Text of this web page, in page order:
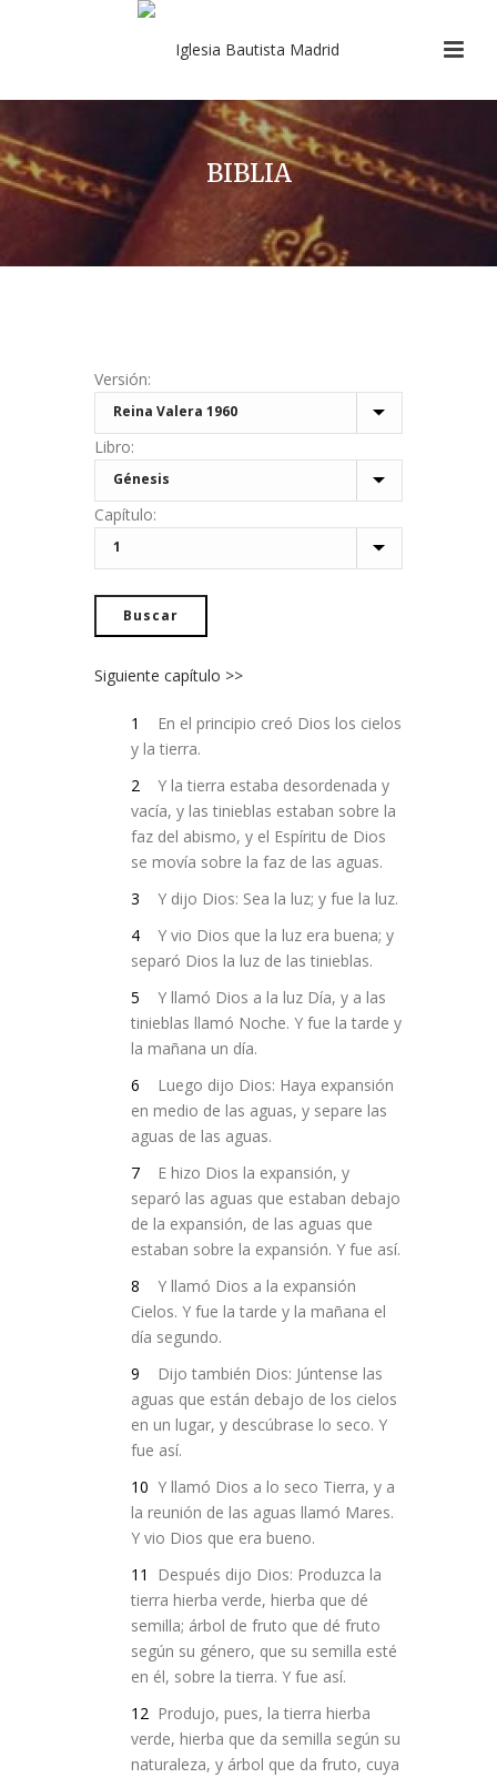
BIBLIA
Versión:
Libro:
Capítulo:
Siguiente capítulo >>
1
En el principio creó Dios los cielos
y la tierra.
2
Y la tierra estaba desordenada y
vacía, y las tinieblas estaban sobre la
faz del abismo, y el Espíritu de Dios
se movía sobre la faz de las aguas.
3
Y dijo Dios: Sea la luz; y fue la luz.
4
Y vio Dios que la luz era buena; y
separó Dios la luz de las tinieblas.
5
Y llamó Dios a la luz Día, y a las
tinieblas llamó Noche. Y fue la tarde y
la mañana un día.
6
Luego dijo Dios: Haya expansión
en medio de las aguas, y separe las
aguas de las aguas.
7
E hizo Dios la expansión, y
separó las aguas que estaban debajo
de la expansión, de las aguas que
estaban sobre la expansión. Y fue así.
8
Y llamó Dios a la expansión
Cielos. Y fue la tarde y la mañana el
día segundo.
9
Dijo también Dios: Júntense las
aguas que están debajo de los cielos
en un lugar, y descúbrase lo seco. Y
fue así.
10 Y llamó Dios a lo seco Tierra, y a
la reunión de las aguas llamó Mares.
Y vio Dios que era bueno.
11
Después dijo Dios: Produzca la
tierra hierba verde, hierba que dé
semilla; árbol de fruto que dé fruto
según su género, que su semilla esté
en él, sobre la tierra. Y fue así.
12 Produjo, pues, la tierra hierba
verde, hierba que da semilla según su
naturaleza, y árbol que da fruto, cuya